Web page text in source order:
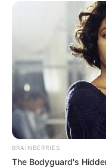
A volt
pénzügyi irányítás
akik veszélyt
Orbán a Soros-
emlegette
A bejegyzésben
nehezményezte,
BRAINBERRIES
The Bodyguard's